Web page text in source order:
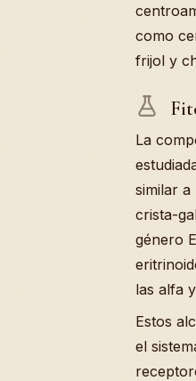
como
frijol y
La
similar a
crista-
género
las alfa
Estos
el